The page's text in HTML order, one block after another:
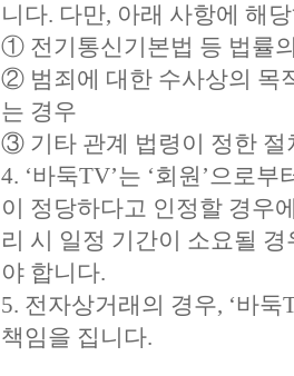
니다. 다만, 아래 사항에 해
① 전기통신기본법 등 법률
② 범죄에 대한 수사상의 목
는 경우
③ 기타 관계 법령이 정한 절
4. ‘바둑TV’는 ‘회원’으로
이 정당하다고 인정할 경우
리 시 일정 기간이 소요될
야 합니다.
5. 전자상거래의 경우, ‘바
책임을 집니다.